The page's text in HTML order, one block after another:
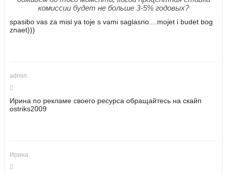
комиссии будет не больше 3-5% годовых?
spasibo vas za misl ya toje s vami saglasno....mojet i budet bog
znaet)))
admin
Ирина по рекламе своего ресурса обращайтесь на скайп
ostriks2009
Ирина